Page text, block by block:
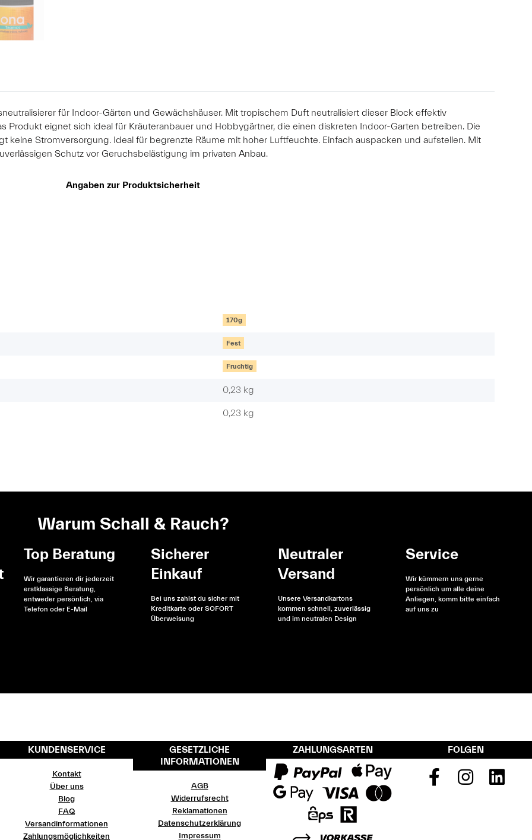
für Indoor-Gärten und Gewächshäuser. Mit tropischem Duft neutralisiert dieser Block effektiv
Produkt eignet sich ideal für Kräuteranbauer und Hobbygärtner, die einen diskreten Indoor-Garten betreiben. Die
keine Stromversorgung. Ideal für begrenzte Räume mit hoher Luftfeuchte. Einfach auspacken und aufstellen. Mit
Schutz vor Geruchsbelästigung im privaten Anbau.
Angaben zur Produktsicherheit
170g
Fest
Fruchtig
0,23 kg
0,23 kg
Warum Schall & Rauch?
Top Beratung
Wir garantieren dir jederzeit
erstklassige Beratung,
entweder persönlich, via
Telefon oder E-Mail
Sicherer
Einkauf
Bei uns zahlst du sicher mit
Kreditkarte oder SOFORT
Überweisung
Neutraler
Versand
Unsere Versandkartons
kommen schnell, zuverlässig
und im neutralen Design
Service
Wir kümmern uns gerne
persönlich um alle deine
Anliegen, komm bitte einfach
auf uns zu
KUNDENSERVICE
Kontakt
Über uns
Blog
FAQ
Versandinformationen
Zahlungsmöglichkeiten
GESETZLICHE
INFORMATIONEN
AGB
Widerrufsrecht
Reklamationen
Datenschutzerklärung
Impressum
ZAHLUNGSARTEN FOLGEN